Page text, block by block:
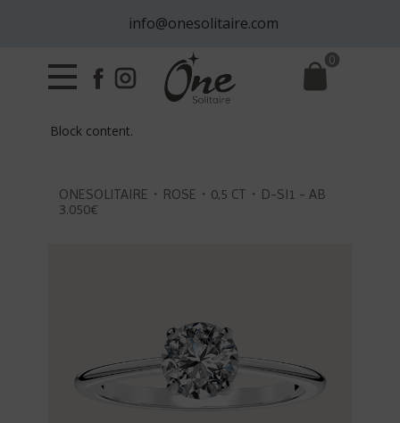
info@onesolitaire.com
0
Block content.
ONESOLITAIRE・ROSE・0,5 CT・D-SI1 - AB
3.050€